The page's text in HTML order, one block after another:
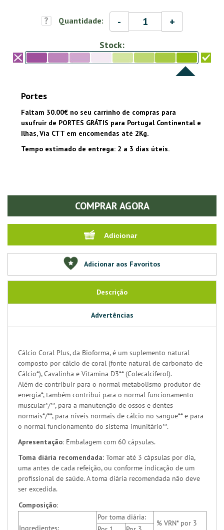
Quantidade: - +
Stock:
Portes
Faltam 30.00€ no seu carrinho de compras para
usufruir de PORTES GRÁTIS para Portugal Continental e
Ilhas, Via CTT em encomendas até 2Kg.
Tempo estimado de entrega: 2 a 3 dias úteis.
COMPRAR AGORA
Adicionar aos Favoritos
Descrição
Advertências
Cálcio Coral Plus, da Bioforma, é um suplemento natural
composto por cálcio de coral (fonte natural de carbonato de
Cálcio*), Cavalinha e Vitamina D3** (Colecalciferol).
Além de contribuir para o normal metabolismo produtor de
energia*, também contribui para o normal funcionamento
muscular*/**, para a manutenção de ossos e dentes
normais*/**, para níveis normais de cálcio no sangue** e para
o normal funcionamento do sistema imunitário**.
Apresentação: Embalagem com 60 cápsulas.
Toma diária recomendada: Tomar até 3 cápsulas por dia,
uma antes de cada refeição, ou conforme indicação de um
profissional de saúde. A toma diária recomendada não deve
ser excedida.
Composição:
Ingredientes:
Por toma diária:
% VRN* por 3